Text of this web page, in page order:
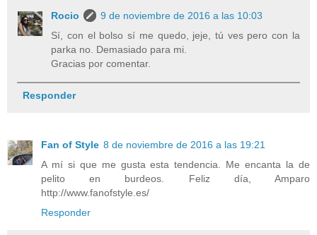
Rocio
9 de noviembre de 2016 a las 10:03
Sí, con el bolso sí me quedo, jeje, tú ves pero con la
parka no. Demasiado para mi.
Gracias por comentar.
Responder
Fan of Style 8 de noviembre de 2016 a las 19:21
A mí si que me gusta esta tendencia. Me encanta la de
pelito en burdeos. Feliz día, Amparo
http://www.fanofstyle.es/
Responder